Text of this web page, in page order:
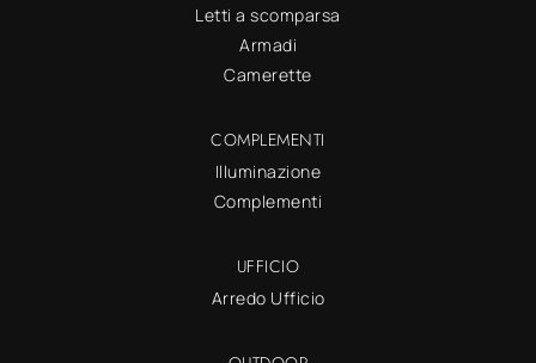
Letti a scomparsa
Armadi
Camerette
COMPLEMENTI
Illuminazione
Complementi
UFFICIO
Arredo Ufficio